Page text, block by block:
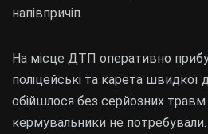
напівпричіп.
На місце ДТП оперативно
поліцейські та карета
обійшлося без серйозних
кермувальники не потребували.